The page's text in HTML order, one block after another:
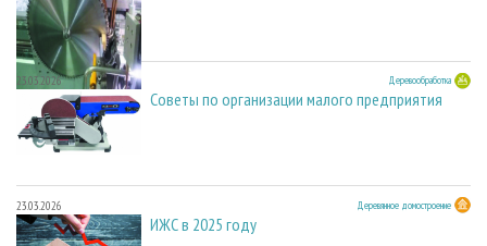
23.03.2026 Деревообработка
Советы по организации малого предприятия
23.03.2026 Деревянное домостроение
ИЖС в 2025 году